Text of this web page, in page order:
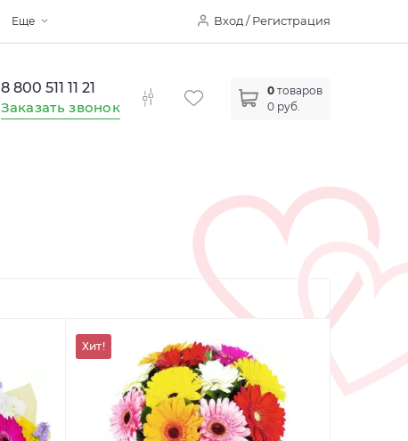
Вход / Регистрация
Еще
0 товаров
0 руб.
8 800 511 11 21
Заказать звонок
Хит!